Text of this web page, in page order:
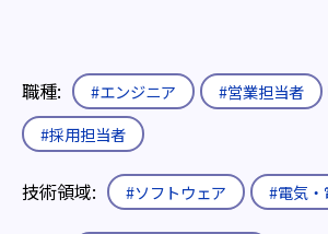
職種: #エンジニア #営業担当者
#採用担当者
技術領域: #ソフトウェア #電気・